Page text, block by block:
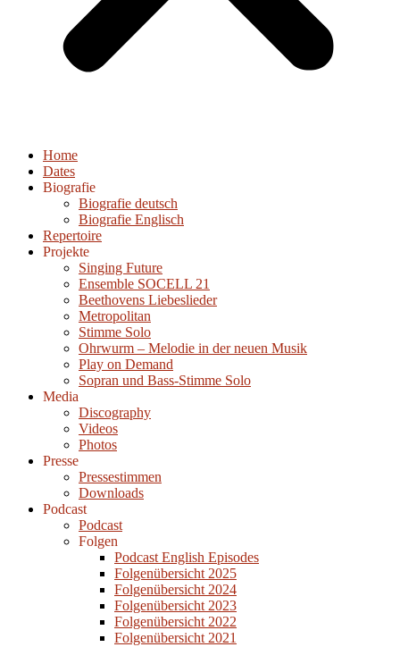
Home
Dates
Biografie
Biografie deutsch
Biografie Englisch
Repertoire
Projekte
Singing Future
Ensemble SOCELL 21
Beethovens Liebeslieder
Metropolitan
Stimme Solo
Ohrwurm – Melodie in der neuen Musik
Play on Demand
Sopran und Bass-Stimme Solo
Media
Discography
Videos
Photos
Presse
Pressestimmen
Downloads
Podcast
Podcast
Folgen
Podcast English Episodes
Folgenübersicht 2025
Folgenübersicht 2024
Folgenübersicht 2023
Folgenübersicht 2022
Folgenübersicht 2021